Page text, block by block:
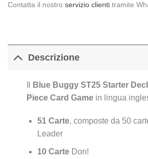
Contatta il nostro servizio clienti tramite
Descrizione
Blue Buggy ST25 Starter
Piece Card Gamein lingua
51 Carte, composte da 50
Leader
10 CarteDon!